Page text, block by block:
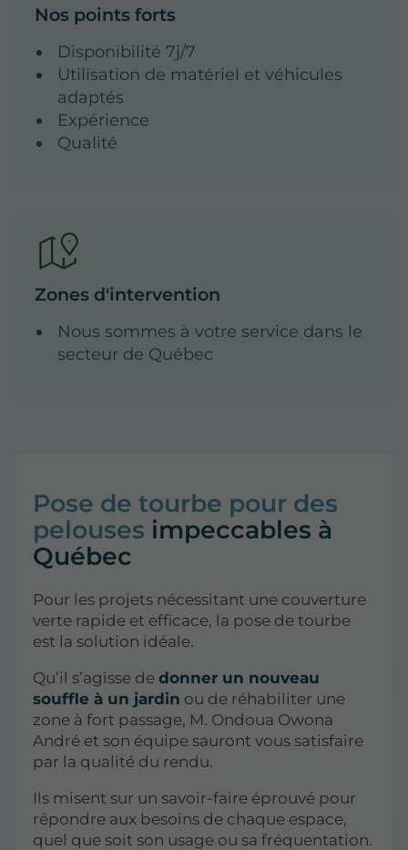
Nos points forts
Disponibilité 7j/7
Utilisation de matériel et véhicules
adaptés
Expérience
Qualité
Zones d'intervention
Nous sommes à votre service dans le
secteur de Québec
Pose de tourbe pour des
pelouses impeccables à
Québec
Pour les projets nécessitant une couverture
verte rapide et efficace, la pose de tourbe
est la solution idéale.
Qu’il s’agisse dedonner un nouveau
souffle à un jardin ou de réhabiliter une
zone à fort passage, M. Ondoua Owona
André et son équipe sauront vous satisfaire
par la qualité du rendu.
Ils misent sur un savoir-faire éprouvé pour
répondre aux besoins de chaque espace,
quel que soit son usage ou sa fréquentation.